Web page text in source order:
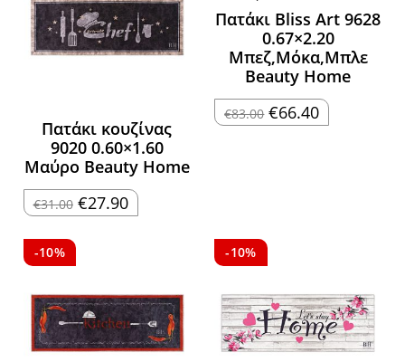
Πατάκι κουζίνας
9020 0.60×1.60
Μαύρο Beauty Home
€31.00 Original
price
€27.90Η
τρέχουσα
Πατάκι Bliss Art 9628
0.67×2.20
Μπεζ,Μόκα,Μπλε
Beauty Home
€83.00 Original
price
€66.40Η
τρέχουσα
-10% -10%